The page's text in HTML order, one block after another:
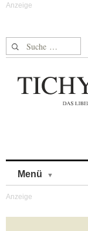
Suche nach:
Menü